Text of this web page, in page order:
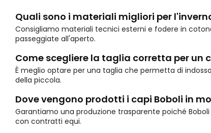
Quali sono i materiali migliori per
Consigliamo materiali tecnici esterni e fodere in
passeggiate all'aperto.
Come scegliere la taglia corretta per un
È meglio optare per una taglia che permetta di
della piccola.
Dove vengono prodotti i capi Boboli in
Garantiamo una produzione trasparente poiché
con contratti equi.